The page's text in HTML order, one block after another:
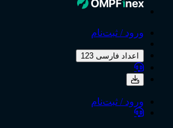
ورود / ثبت‌نام
اعداد فارسی 123
ورود / ثبت‌نام